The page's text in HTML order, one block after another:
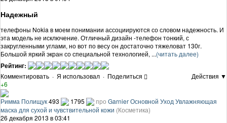
Надежный
телефоны Nokia в моем понимании ассоциируются со словом надежность. И
эта модель не исключение. Отличный дизайн -телефон тонкий, с
закругленными углами, но вот по весу он достаточно тяжеловат 130г.
Большой яркий экран со специальной технологией, ...(читать далее)
Рейтинг:
Комментировать · Я использовал · Поделиться
Действия ▼
+6
Римма Полищук493 1795 про Garnier Основной Уход Увлажняющая
маска для сухой и чувствительной кожи (Косметика)
26 декабря 2013 в 03:41